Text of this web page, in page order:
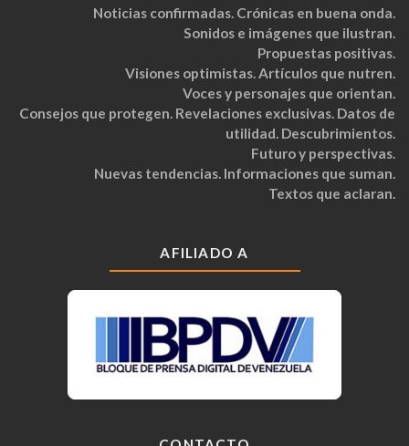
Noticias confirmadas. Crónicas en buena onda.
Sonidos e imágenes que ilustran.
Propuestas positivas.
Visiones optimistas. Artículos que nutren.
Voces y personajes que orientan.
Consejos que protegen. Revelaciones exclusivas. Datos de
utilidad. Descubrimientos.
Futuro y perspectivas.
Nuevas tendencias. Informaciones que suman.
Textos que aclaran.
AFILIADO A